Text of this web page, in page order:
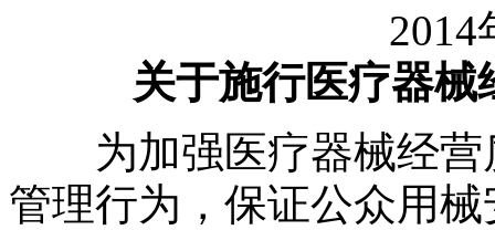
2014
关于施行医疗器
为加强医疗器械经营
管理行为，保证公众用